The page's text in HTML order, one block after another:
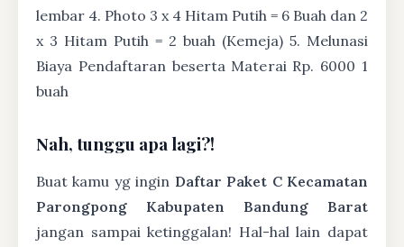
lembar 4. Photo 3 x 4 Hitam Putih = 6 Buah dan 2
x 3 Hitam Putih = 2 buah (Kemeja) 5. Melunasi
Biaya Pendaftaran beserta Materai Rp. 6000 1
buah
Nah, tunggu apa lagi?!
Buat kamu yg ingin Daftar Paket C Kecamatan
Parongpong Kabupaten Bandung Barat
jangan sampai ketinggalan! Hal-hal lain dapat